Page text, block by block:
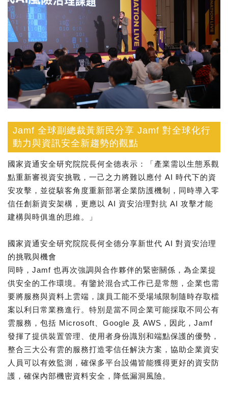
Jamf 全球副總裁黃新民分享 Jamf 對全球化行
動力與資訊安全新趨勢的觀點
國家資通安全研究院院長何全德表示：「產業需以生態系觀
點重新審視資安挑戰，一己之力將難以應付 AI 時代下的資
安攻擊，並從駭客角度重新部署企業防護機制，同時導入零
信任創新資安架構，更應以 AI 資安治理對抗 AI 攻擊才能
建構與時俱進的思維。」
國家資通安全研究院院長何全德分享新世代 AI 對資安治理
的挑戰與機會
同時，Jamf 也再次強調與合作夥伴的緊密關係，為企業提
供安全的工作環境。有鑒於混合式工作已是常態，企業也需
要將服務與資料上雲端，讓員工能不受場域限制隨時存取檔
案以利日常業務進行。特別是當不同企業可能採取不同公有
雲服務，包括 Microsoft、Google 及 AWS，因此，Jamf
發揮了提供裝置管理、使用者身份識別和端點保護的優勢，
整合三大公有雲的服務打造零信任解決方案，協助企業資安
人員可以有效監測，確保多平台設備皆能獲得更好的資安防
護，確保內部機密資料安全，降低漏洞風險。